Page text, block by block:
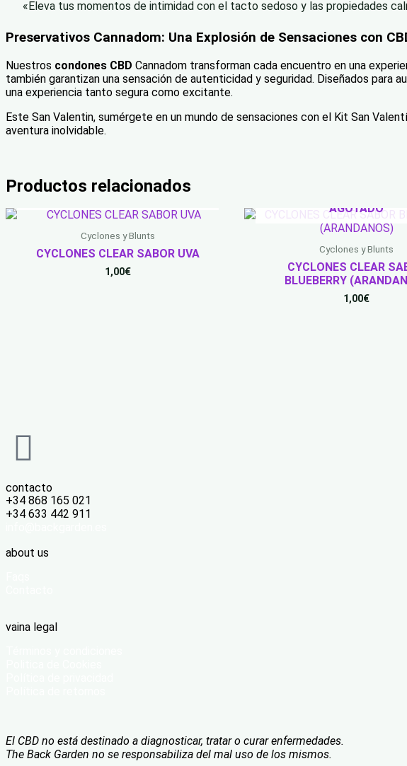
«Eleva tus momentos de intimidad con el tacto sedoso y las propiedades
Preservativos Cannadom: Una Explosión de Sensaciones con
Nuestros condones CBD Cannadom transforman cada encuentro en una
también garantizan una sensación de autenticidad y seguridad. Diseñados para
una experiencia tanto segura como excitante.
Este San Valentin, sumérgete en un mundo de sensaciones con el Kit San
aventura inolvidable.
Productos relacionados
AGOTADO
Cyclones y Blunts
CYCLONES CLEAR SABOR UVA
1,00€
AGOTADO
Cyclones y Blunts
CYCLONES CLEAR
BLUEBERRY
1,00€
Instagram
contacto
+34 868 165 021
+34 633 442 911
about us
vaina legal
El CBD no está destinado a diagnosticar, tratar o curar enfermedades.
The Back Garden no se responsabiliza del mal uso de los mismos.